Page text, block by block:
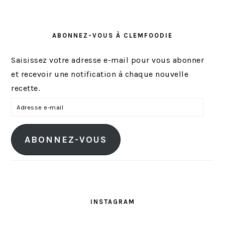
ABONNEZ-VOUS À CLEMFOODIE
Saisissez votre adresse e-mail pour vous abonner
et recevoir une notification à chaque nouvelle
recette.
r
e
ABONNEZ-VOUS
INSTAGRAM